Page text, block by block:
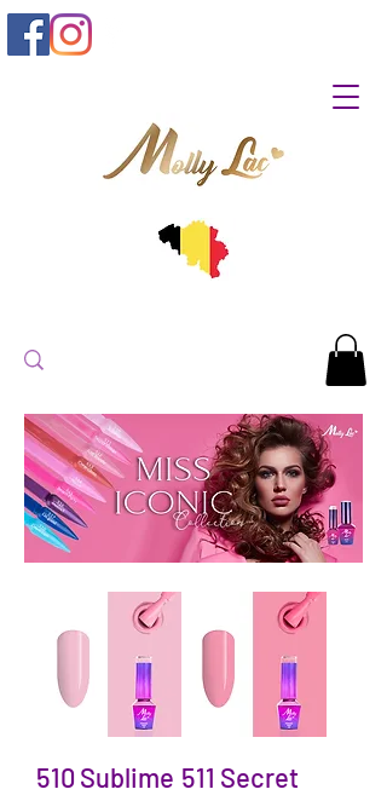
510 Sublime 511 Secret